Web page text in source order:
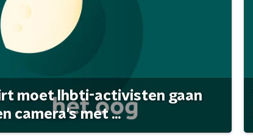
moet lhbti-activisten gaan
camera's met ...